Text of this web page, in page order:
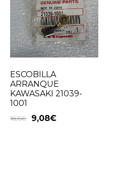
ESCOBILLA
ARRANQUE
KAWASAKI 21039-
1001
18,15€ 9,08€